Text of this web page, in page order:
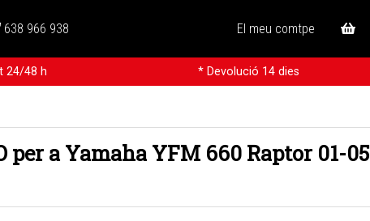
638 966 938 El meu comtpe
24/48 h * Devolució 14 dies
a Yamaha YFM 660 Raptor 01-05